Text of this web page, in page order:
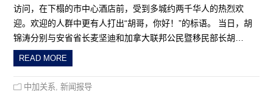
访问，在下榻的市中心酒店前，受到多城约两千华人的热烈欢
迎。欢迎的人群中更有人打出“胡哥，你好！”的标语。 当日，胡
锦涛分别与安省省长麦坚迪和加拿大联邦公民暨移民部长胡…
READ MORE
中加关系 ,新闻报导